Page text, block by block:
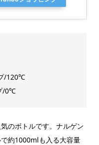
/120℃
/0℃
のボトルです。ナルゲン
約1000mlも入る大容量